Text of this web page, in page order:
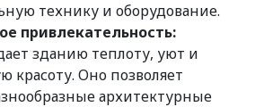
технику и оборудование.
привлекательность:
зданию теплоту, уют и
красоту. Оно позволяет
архитектурные